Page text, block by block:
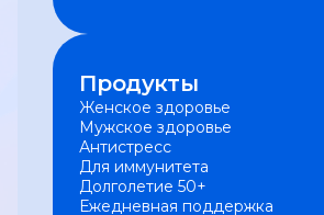
Продукты
Женское здоровье
Мужское здоровье
Антистресс
Для иммунитета
Долголетие 50+
Ежедневная поддержка